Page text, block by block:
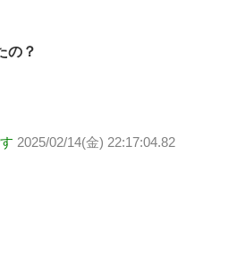
の？
2025/02/14(金) 22:17:04.82